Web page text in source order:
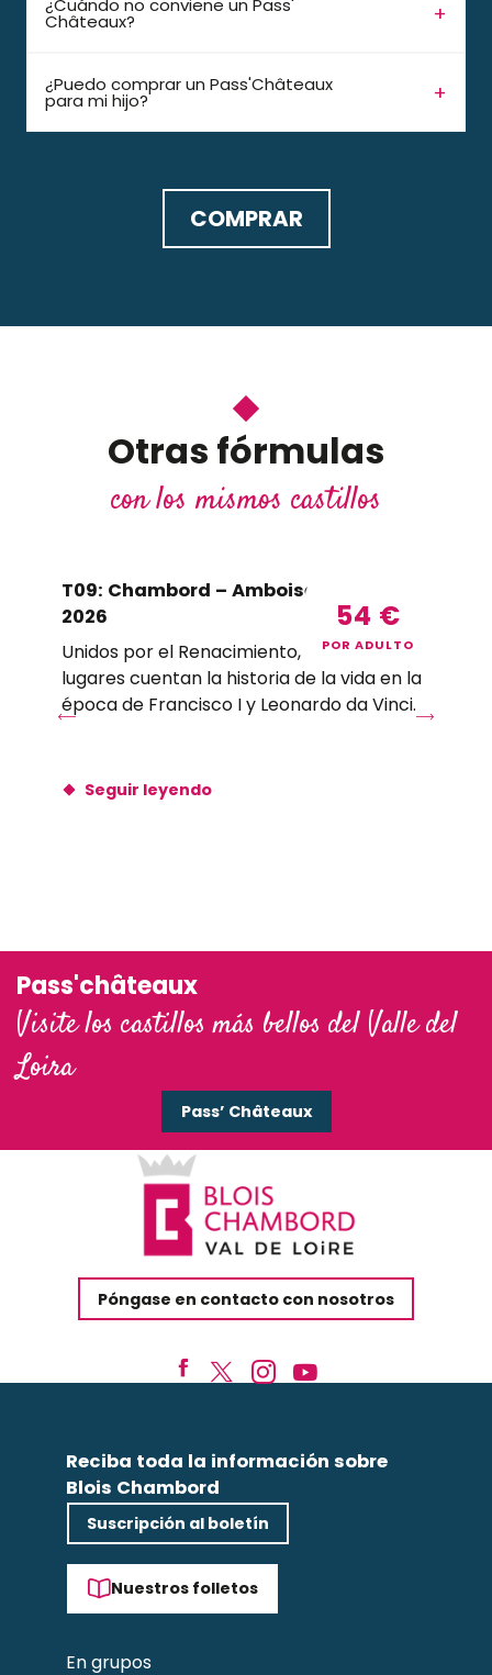
¿Cuándo no conviene un Pass'
Châteaux?
¿Puedo comprar un Pass'Châteaux
para mi hijo?
COMPRAR
Otras fórmulas
con los mismos castillos
54 €
POR ADULTO
T09: Chambord – Amboise – Clos Lucé
2026
Unidos por el Renacimiento, estos tres
lugares cuentan la historia de la vida en la
época de Francisco I y Leonardo da Vinci.
Seguir leyendo
Pass'châteaux
Visite los castillos más bellos del Valle del
Loira
Pass’ Châteaux
Póngase en contacto con nosotros
Reciba toda la información sobre
Blois Chambord
Suscripción al boletín
Nuestros folletos
En grupos